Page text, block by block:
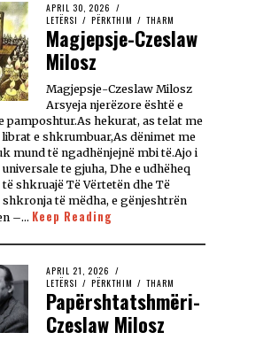
APRIL 30, 2026
LETËRSI / PËRKTHIM / THARM
Magjepsje-Czeslaw
Milosz
Magjepsje-Czeslaw Milosz
Arsyeja njerëzore është e
pamposhtur.As hekurat, as telat me
librat e shkrumbuar,As dënimet me
mund të ngadhënjejnë mbi të.Ajo i
te gjuha, Dhe e udhëheq
shkruajë Të Vërtetën dhe Të
shkronja të mëdha, e gënjeshtrën
–… Keep Reading
APRIL 21, 2026
LETËRSI / PËRKTHIM / THARM
Papërshtatshmëri-
Czeslaw Milosz